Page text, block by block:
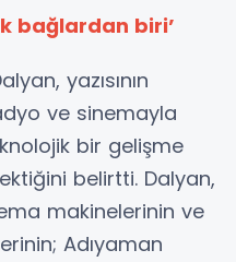
bağlardan biri’
yazısının
ve sinemayla
bir gelişme
belirtti. Dalyan,
makinelerinin ve
Adıyaman